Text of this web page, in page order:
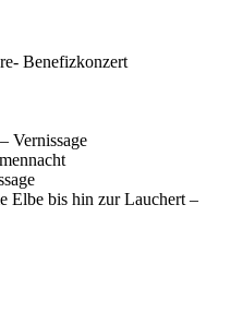
Benefizkonzert
Vernissage
Elbe bis hin zur Lauchert –